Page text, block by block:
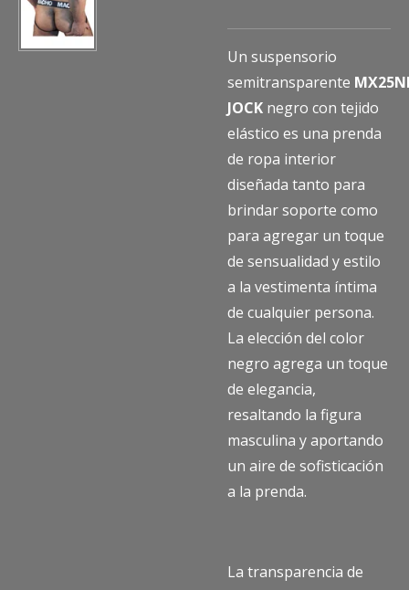
Un suspensorio
semitransparente
JOCK negro con tejido
elástico es una prenda
de ropa interior
diseñada tanto para
brindar soporte como
para agregar un toque
de sensualidad y estilo
a la vestimenta íntima
de cualquier persona.
La elección del color
negro agrega un toque
de elegancia,
resaltando la figura
masculina y aportando
un aire de sofisticación
a la prenda.
La transparencia de